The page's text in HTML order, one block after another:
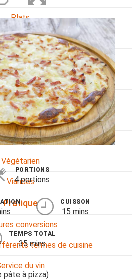
Plats
crustacés
Régime
Sans gluten
lactose
Sans sel
accompagnements
Végétarien
Viandes
Pratique
conversions
termes de cuisine
du vin
PORTIONS
4 portions
CUISSON
15 mins
TEMPS TOTAL
35 mins
pâte à pizza)